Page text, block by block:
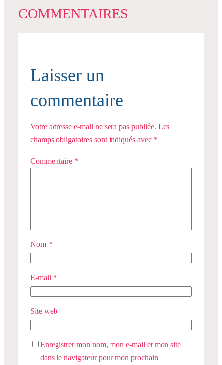
COMMENTAIRES
Laisser un
commentaire
Votre adresse e-mail ne sera pas publiée. Les
champs obligatoires sont indiqués avec *
Commentaire *
Nom *
E-mail *
Site web
Enregistrer mon nom, mon e-mail et mon site
dans le navigateur pour mon prochain